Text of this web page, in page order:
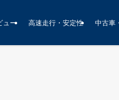
ュー 高速走行・安定性 中古車